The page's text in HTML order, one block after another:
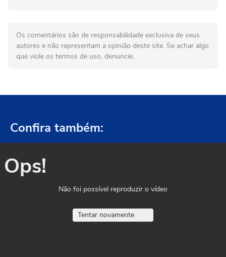
Os comentários são de responsabilidade exclusiva de seus
autores e não representam a opinião deste site. Se achar algo
que viole os termos de uso, denuncie.
Confira também:
Ops!
Não foi possível reproduzir o vídeo
Tentar novamente